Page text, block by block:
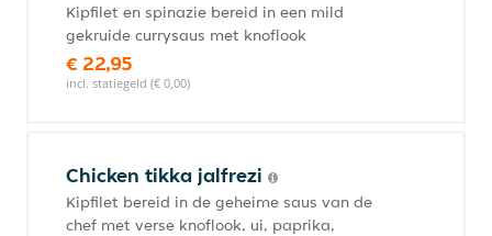
Kipfilet en spinazie bereid in een mild
gekruide currysaus met knoflook
€ 22,95
incl. statiegeld (€ 0,00)
Chicken tikka jalfrezi
Kipfilet bereid in de geheime saus van de
chef met verse knoflook, ui, paprika,